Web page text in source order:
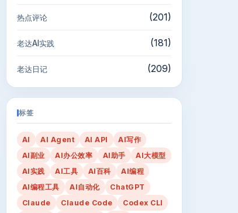
热点评论 (201)
老达AI实践 (181)
老达日记 (209)
标签
AI AI Agent AI API
AI写作
AI副业
AI办公效率 AI助手
AI大模型
AI实践
AI工具 AI百科
AI编程
AI编程工具
AI自动化
ChatGPT
Claude
Claude Code
Codex CLI